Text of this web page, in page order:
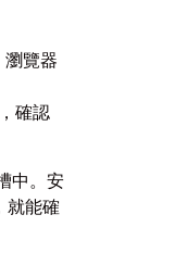
覽器
確認
中。安
就能確